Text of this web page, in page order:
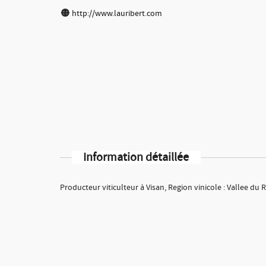
http://www.lauribert.com
Information détaillée
Producteur viticulteur à Visan, Region vinicole : Vallee du